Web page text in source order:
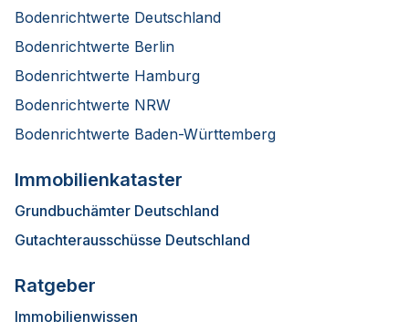
Bodenrichtwerte Deutschland
Bodenrichtwerte Berlin
Bodenrichtwerte Hamburg
Bodenrichtwerte NRW
Bodenrichtwerte Baden-Württemberg
Immobilienkataster
Grundbuchämter Deutschland
Gutachterausschüsse Deutschland
Ratgeber
Immobilienwissen